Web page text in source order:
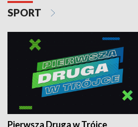
SPORT
Pierwsza Druga w Trójce